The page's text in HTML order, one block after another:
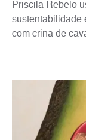
Priscila Rebelo
sustentabilidade
com crina de